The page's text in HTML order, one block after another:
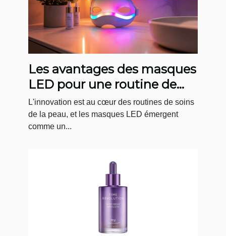
Les avantages des masques
LED pour une routine de
soin quotidienne
L'innovation est au cœur des routines de soins
de la peau, et les masques LED émergent
comme un...